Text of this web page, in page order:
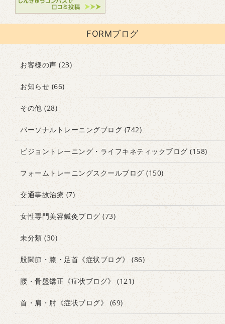
FORMブログ
お客様の声 (23)
お知らせ (66)
その他 (28)
パーソナルトレーニングブログ (742)
ビジョントレーニング・ライフキネティックブログ (158)
フォームトレーニングスクールブログ (150)
交通事故治療 (7)
女性専門美容鍼灸ブログ (73)
未分類 (30)
股関節・膝・足首《症状ブログ》 (86)
腰・骨盤矯正《症状ブログ》 (121)
首・肩・肘《症状ブログ》 (69)